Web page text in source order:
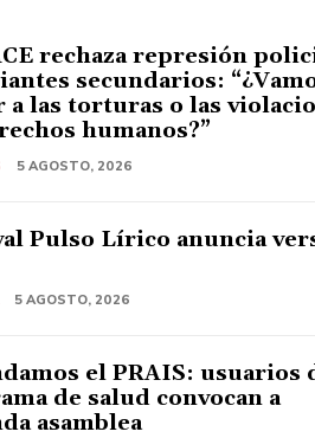
rechaza represión
secundarios:
a las torturas o las
humanos?”
5 AGOSTO, 2026
Pulso Lírico anuncia
5 AGOSTO, 2026
el PRAIS: usuarios
de salud convocan a
asamblea